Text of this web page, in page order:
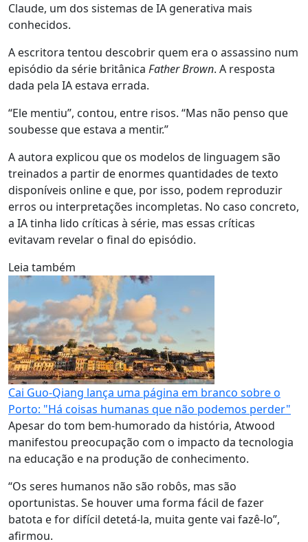
Claude, um dos sistemas de IA generativa mais
conhecidos.
A escritora tentou descobrir quem era o assassino num
episódio da série britânica Father Brown. A resposta
dada pela IA estava errada.
“Ele mentiu”, contou, entre risos. “Mas não penso que
soubesse que estava a mentir.”
A autora explicou que os modelos de linguagem são
treinados a partir de enormes quantidades de texto
disponíveis online e que, por isso, podem reproduzir
erros ou interpretações incompletas. No caso concreto,
a IA tinha lido críticas à série, mas essas críticas
evitavam revelar o final do episódio.
Leia também
Cai Guo-Qiang lança uma página em branco sobre o
Porto: "Há coisas humanas que não podemos perder"
Apesar do tom bem-humorado da história, Atwood
manifestou preocupação com o impacto da tecnologia
na educação e na produção de conhecimento.
“Os seres humanos não são robôs, mas são
oportunistas. Se houver uma forma fácil de fazer
batota e for difícil detetá-la, muita gente vai fazê-lo”,
afirmou.